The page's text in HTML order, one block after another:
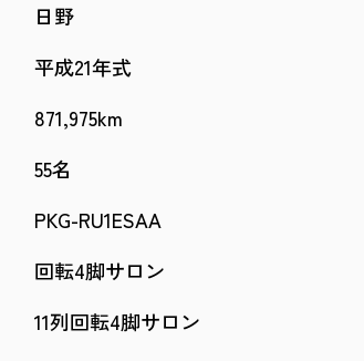
日野
平成21年式
871,975km
55名
PKG-RU1ESAA
回転4脚サロン
11列回転4脚サロン